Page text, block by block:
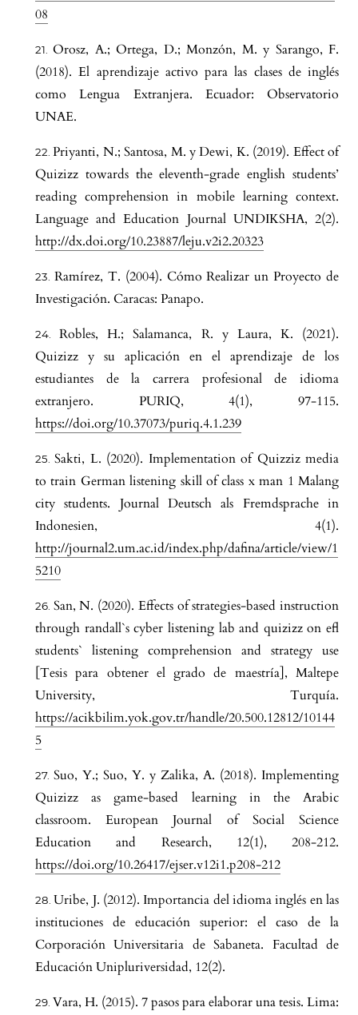
08
Orosz, A.; Ortega, D.; Monzón, M. y Sarango, F.
(2018). El aprendizaje activo para las clases de inglés
como Lengua Extranjera. Ecuador: Observatorio
UNAE.
Priyanti, N.; Santosa, M. y Dewi, K. (2019). Effect of
Quizizz towards the eleventh-grade english students’
reading comprehension in mobile learning context.
Language and Education Journal UNDIKSHA, 2(2).
http://dx.doi.org/10.23887/leju.v2i2.20323
Ramírez, T. (2004). Cómo Realizar un Proyecto de
Investigación. Caracas: Panapo.
Robles, H.; Salamanca, R. y Laura, K. (2021).
Quizizz y su aplicación en el aprendizaje de los
estudiantes de la carrera profesional de idioma
extranjero. PURIQ, 4(1), 97-115.
https://doi.org/10.37073/puriq.4.1.239
Sakti, L. (2020). Implementation of Quizziz media
to train German listening skill of class x man 1 Malang
city students. Journal Deutsch als Fremdsprache in
Indonesien, 4(1).
http://journal2.um.ac.id/index.php/dafina/article/view/1
5210
San, N. (2020). Effects of strategies-based instruction
through randall`s cyber listening lab and quizizz on efl
students` listening comprehension and strategy use
[Tesis para obtener el grado de maestría], Maltepe
University, Turquía.
https://acikbilim.yok.gov.tr/handle/20.500.12812/10144
5
Suo, Y.; Suo, Y. y Zalika, A. (2018). Implementing
Quizizz as game-based learning in the Arabic
classroom. European Journal of Social Science
Education and Research, 12(1), 208-212.
https://doi.org/10.26417/ejser.v12i1.p208-212
Uribe, J. (2012). Importancia del idioma inglés en las
instituciones de educación superior: el caso de la
Corporación Universitaria de Sabaneta. Facultad de
Educación Unipluriversidad, 12(2).
Vara, H. (2015). 7 pasos para elaborar una tesis. Lima: